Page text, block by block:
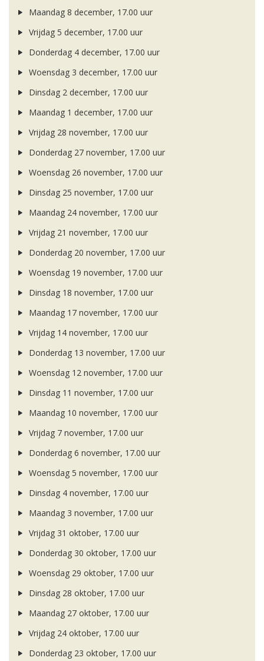
Maandag 8 december, 17.00 uur
Vrijdag 5 december, 17.00 uur
Donderdag 4 december, 17.00 uur
Woensdag 3 december, 17.00 uur
Dinsdag 2 december, 17.00 uur
Maandag 1 december, 17.00 uur
Vrijdag 28 november, 17.00 uur
Donderdag 27 november, 17.00 uur
Woensdag 26 november, 17.00 uur
Dinsdag 25 november, 17.00 uur
Maandag 24 november, 17.00 uur
Vrijdag 21 november, 17.00 uur
Donderdag 20 november, 17.00 uur
Woensdag 19 november, 17.00 uur
Dinsdag 18 november, 17.00 uur
Maandag 17 november, 17.00 uur
Vrijdag 14 november, 17.00 uur
Donderdag 13 november, 17.00 uur
Woensdag 12 november, 17.00 uur
Dinsdag 11 november, 17.00 uur
Maandag 10 november, 17.00 uur
Vrijdag 7 november, 17.00 uur
Donderdag 6 november, 17.00 uur
Woensdag 5 november, 17.00 uur
Dinsdag 4 november, 17.00 uur
Maandag 3 november, 17.00 uur
Vrijdag 31 oktober, 17.00 uur
Donderdag 30 oktober, 17.00 uur
Woensdag 29 oktober, 17.00 uur
Dinsdag 28 oktober, 17.00 uur
Maandag 27 oktober, 17.00 uur
Vrijdag 24 oktober, 17.00 uur
Donderdag 23 oktober, 17.00 uur